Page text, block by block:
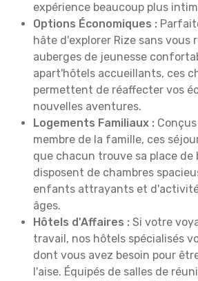
expérience beaucoup plus
Options Économiques :
hâte d'explorer Rize sans vous
auberges de jeunesse
apart'hôtels accueillants, ces
permettent de réaffecter vos
nouvelles aventures.
Logements Familiaux :
membre de la famille, ces
que chacun trouve sa place de
disposent de chambres
enfants attrayants et
âges.
Hôtels d'Affaires : Si votre
travail, nos hôtels spécialisés
dont vous avez besoin pour
l'aise. Équipés de salles de